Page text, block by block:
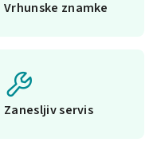
Vrhunske znamke
Zanesljiv servis